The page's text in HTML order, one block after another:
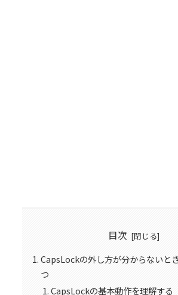
目次
CapsLockの外し方が分からないと
つ
CapsLockの基本動作を理解する